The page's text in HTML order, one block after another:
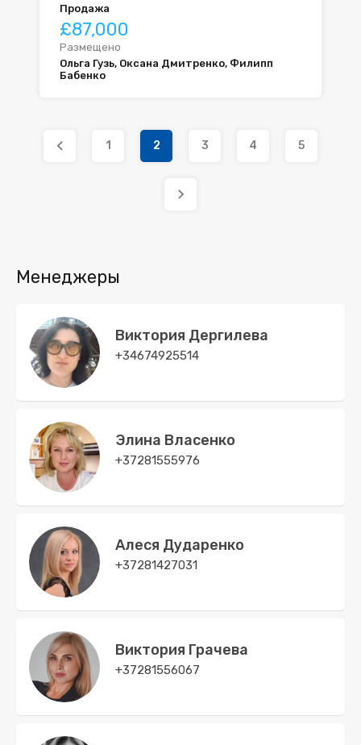
Продажа
£87,000
Размещено
Ольга Гузь, Оксана Дмитренко, Филипп
Бабенко
1 2 3 4 5
Менеджеры
Виктория Дергилева
+34674925514
Элина Власенко
+37281555976
Алеся Дударенко
+37281427031
Виктория Грачева
+37281556067